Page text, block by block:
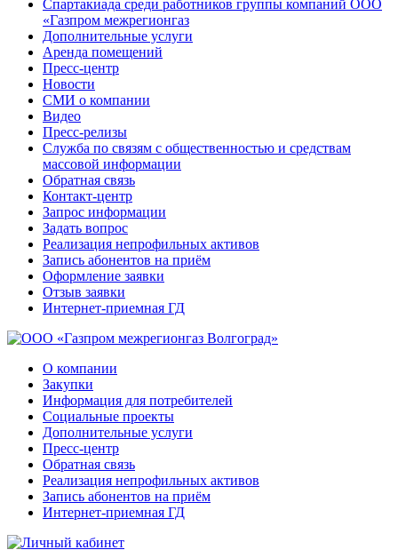
Спартакиада среди работников группы компаний ООО
«Газпром межрегионгаз
Дополнительные услуги
Аренда помещений
Пресс-центр
Новости
СМИ о компании
Видео
Пресс-релизы
Служба по связям с общественностью и средствам
массовой информации
Обратная связь
Контакт-центр
Запрос информации
Задать вопрос
Реализация непрофильных активов
Запись абонентов на приём
Оформление заявки
Отзыв заявки
Интернет-приемная ГД
О компании
Закупки
Информация для потребителей
Социальные проекты
Дополнительные услуги
Пресс-центр
Обратная связь
Реализация непрофильных активов
Запись абонентов на приём
Интернет-приемная ГД